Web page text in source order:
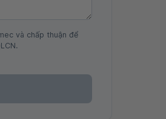
và chấp thuận để